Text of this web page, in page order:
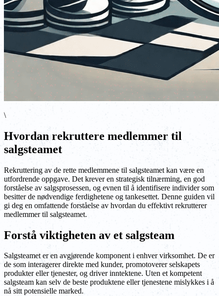
\
Hvordan rekruttere medlemmer til
salgsteamet
Rekruttering av de rette medlemmene til salgsteamet kan være en
utfordrende oppgave. Det krever en strategisk tilnærming, en god
forståelse av salgsprosessen, og evnen til å identifisere individer som
besitter de nødvendige ferdighetene og tankesettet. Denne guiden vil
gi deg en omfattende forståelse av hvordan du effektivt rekrutterer
medlemmer til salgsteamet.
Forstå viktigheten av et salgsteam
Salgsteamet er en avgjørende komponent i enhver virksomhet. De er
de som interagerer direkte med kunder, promotoverer selskapets
produkter eller tjenester, og driver inntektene. Uten et kompetent
salgsteam kan selv de beste produktene eller tjenestene mislykkes i å
nå sitt potensielle marked.